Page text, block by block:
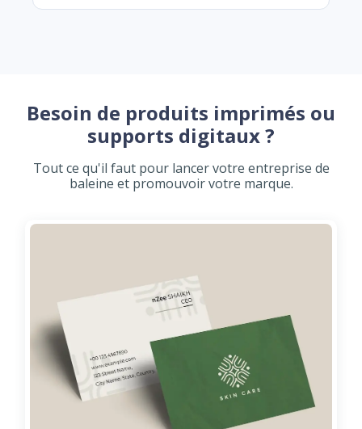
Besoin de produits imprimés ou
supports digitaux ?
Tout ce qu'il faut pour lancer votre entreprise de
baleine et promouvoir votre marque.